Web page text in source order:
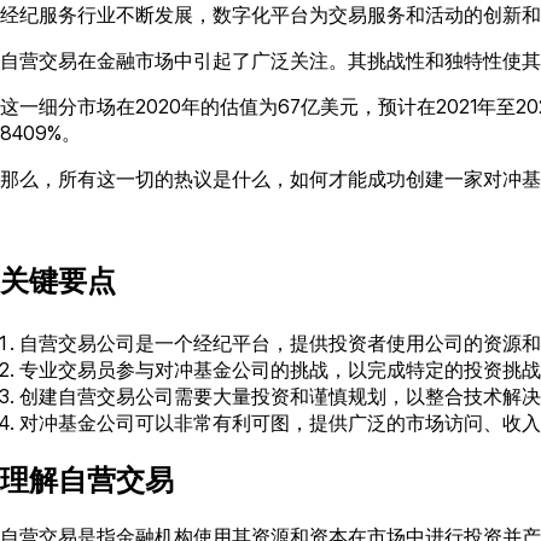
经纪服务行业不断发展，数字化平台为交易服务和活动的创新
自营交易在金融市场中引起了广泛关注。其挑战性和独特性使
这一细分市场在2020年的估值为67亿美元，预计在2021年至
8409%。
那么，所有这一切的热议是什么，如何才能成功创建一家对冲
关键要点
自营交易公司是一个经纪平台，提供投资者使用公司的资源
专业交易员参与对冲基金公司的挑战，以完成特定的投资挑
创建自营交易公司需要大量投资和谨慎规划，以整合技术解
对冲基金公司可以非常有利可图，提供广泛的市场访问、收
理解自营交易
自营交易是指金融机构使用其资源和资本在市场中进行投资并